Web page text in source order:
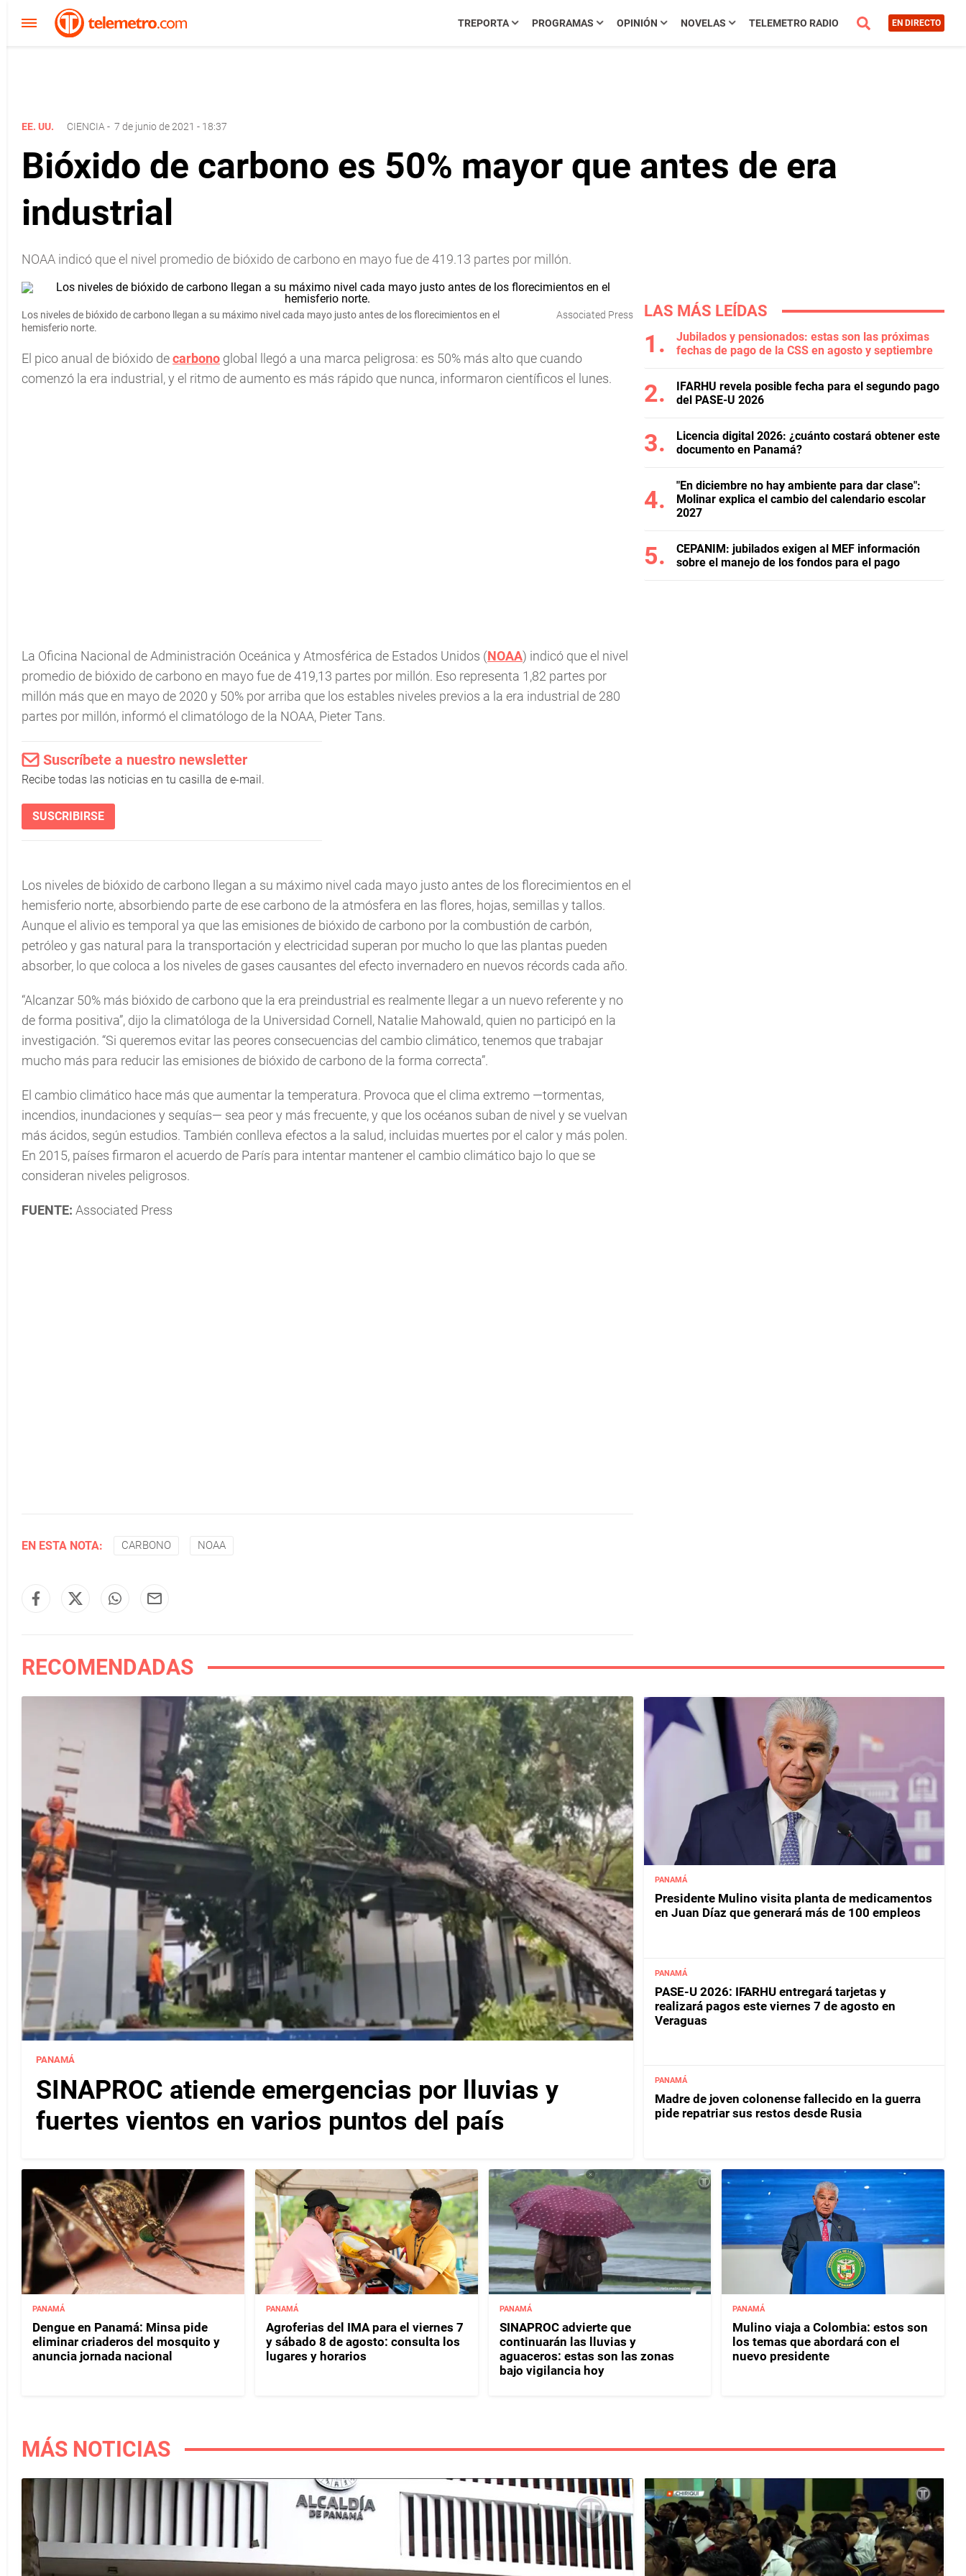
TREPORTA PROGRAMAS OPINIÓN NOVELAS TELEMETRO RADIO EN DIRECTO
EE. UU. CIENCIA - 7 de junio de 2021 - 18:37
Bióxido de carbono es 50% mayor que antes de era
industrial
NOAA indicó que el nivel promedio de bióxido de carbono en mayo fue de 419.13 partes por millón.
Los niveles de bióxido de carbono llegan a su máximo nivel cada mayo justo antes de los florecimientos en el
hemisferio norte.
Associated Press
El pico anual de bióxido decarbono global llegó a una marca peligrosa: es 50% más alto que cuando
comenzó la era industrial, y el ritmo de aumento es más rápido que nunca, informaron científicos el lunes.
La Oficina Nacional de Administración Oceánica y Atmosférica de Estados Unidos (NOAA) indicó que el nivel
promedio de bióxido de carbono en mayo fue de 419,13 partes por millón. Eso representa 1,82 partes por
millón más que en mayo de 2020 y 50% por arriba que los estables niveles previos a la era industrial de 280
partes por millón, informó el climatólogo de la NOAA, Pieter Tans.
Suscríbete a nuestro newsletter
Recibe todas las noticias en tu casilla de e-mail.
SUSCRIBIRSE
Los niveles de bióxido de carbono llegan a su máximo nivel cada mayo justo antes de los florecimientos en el
hemisferio norte, absorbiendo parte de ese carbono de la atmósfera en las flores, hojas, semillas y tallos.
Aunque el alivio es temporal ya que las emisiones de bióxido de carbono por la combustión de carbón,
petróleo y gas natural para la transportación y electricidad superan por mucho lo que las plantas pueden
absorber, lo que coloca a los niveles de gases causantes del efecto invernadero en nuevos récords cada año.
“Alcanzar 50% más bióxido de carbono que la era preindustrial es realmente llegar a un nuevo referente y no
de forma positiva”, dijo la climatóloga de la Universidad Cornell, Natalie Mahowald, quien no participó en la
investigación. “Si queremos evitar las peores consecuencias del cambio climático, tenemos que trabajar
mucho más para reducir las emisiones de bióxido de carbono de la forma correcta”.
El cambio climático hace más que aumentar la temperatura. Provoca que el clima extremo —tormentas,
incendios, inundaciones y sequías— sea peor y más frecuente, y que los océanos suban de nivel y se vuelvan
más ácidos, según estudios. También conlleva efectos a la salud, incluidas muertes por el calor y más polen.
En 2015, países firmaron el acuerdo de París para intentar mantener el cambio climático bajo lo que se
consideran niveles peligrosos.
FUENTE: Associated Press
EN ESTA NOTA: CARBONO NOAA
LAS MÁS LEÍDAS
Jubilados y pensionados: estas son las próximas
fechas de pago de la CSS en agosto y septiembre
IFARHU revela posible fecha para el segundo pago
del PASE-U 2026
Licencia digital 2026: ¿cuánto costará obtener este
documento en Panamá?
"En diciembre no hay ambiente para dar clase":
Molinar explica el cambio del calendario escolar
2027
CEPANIM: jubilados exigen al MEF información
sobre el manejo de los fondos para el pago
RECOMENDADAS
PANAMÁ
SINAPROC atiende emergencias por lluvias y
fuertes vientos en varios puntos del país
PANAMÁ
Presidente Mulino visita planta de medicamentos
en Juan Díaz que generará más de 100 empleos
PANAMÁ
PASE-U 2026: IFARHU entregará tarjetas y
realizará pagos este viernes 7 de agosto en
Veraguas
PANAMÁ
Madre de joven colonense fallecido en la guerra
pide repatriar sus restos desde Rusia
PANAMÁ
Dengue en Panamá: Minsa pide
eliminar criaderos del mosquito y
anuncia jornada nacional
PANAMÁ
Agroferias del IMA para el viernes 7
y sábado 8 de agosto: consulta los
lugares y horarios
PANAMÁ
SINAPROC advierte que
continuarán las lluvias y
aguaceros: estas son las zonas
bajo vigilancia hoy
PANAMÁ
Mulino viaja a Colombia: estos son
los temas que abordará con el
nuevo presidente
MÁS NOTICIAS